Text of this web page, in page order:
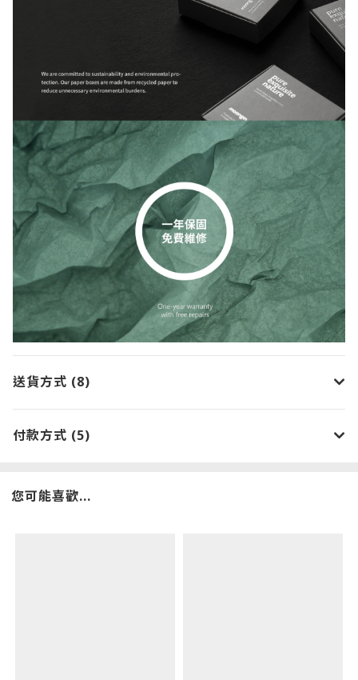
送貨方式 (8)
付款方式 (5)
您可能喜歡...